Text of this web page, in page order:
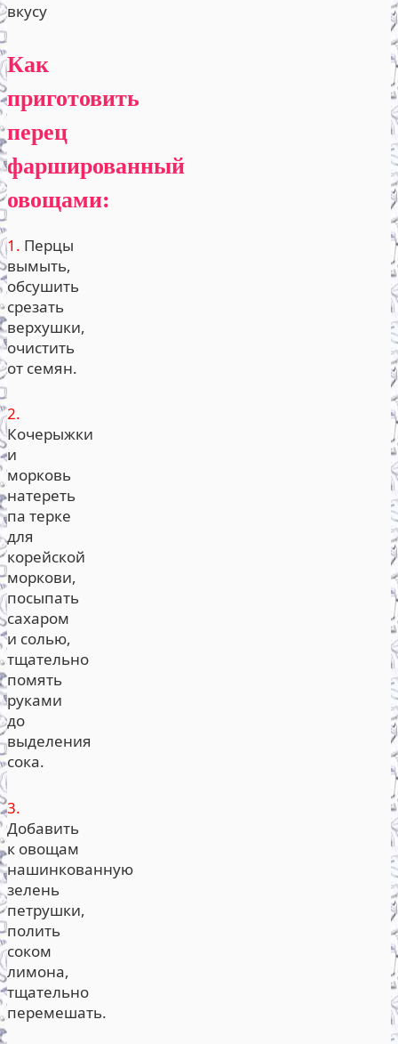
вкусу
Как
приготовить
перец
фаршированный
овощами:
1. Перцы
вымыть,
обсушить
срезать
верхушки,
очистить
от семян.
2.
Кочерыжки
и
морковь
натереть
па терке
для
корейской
моркови,
посыпать
сахаром
и солью,
тщательно
помять
руками
до
выделения
сока.
3.
Добавить
к овощам
нашинкованную
зелень
петрушки,
полить
соком
лимона,
тщательно
перемешать.